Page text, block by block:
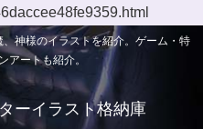
神様のイラストを紹介。ゲーム・特
アートも紹介。
ーイラスト格納庫